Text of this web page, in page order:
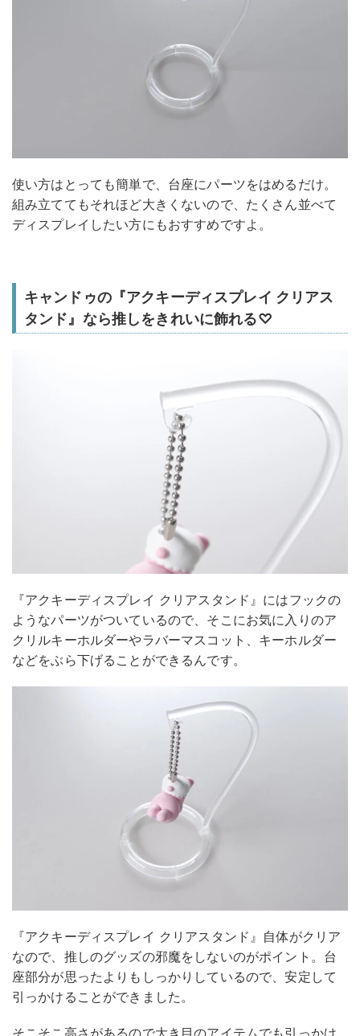
使い方はとっても簡単で、台座にパーツをはめるだけ。
組み立ててもそれほど大きくないので、たくさん並べて
ディスプレイしたい方にもおすすめですよ。
キャンドゥの『アクキーディスプレイ クリアス
タンド』なら推しをきれいに飾れる♡
『アクキーディスプレイ クリアスタンド』にはフックの
ようなパーツがついているので、そこにお気に入りのア
クリルキーホルダーやラバーマスコット、キーホルダー
などをぶら下げることができるんです。
『アクキーディスプレイ クリアスタンド』自体がクリア
なので、推しのグッズの邪魔をしないのがポイント。台
座部分が思ったよりもしっかりしているので、安定して
引っかけることができました。
そこそこ高さがあるので大き目のアイテムでも引っかけ